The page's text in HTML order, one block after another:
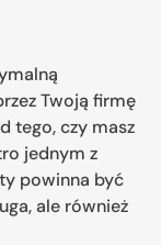
Twoją firmę
tego, czy masz
jednym z
powinna być
ale również